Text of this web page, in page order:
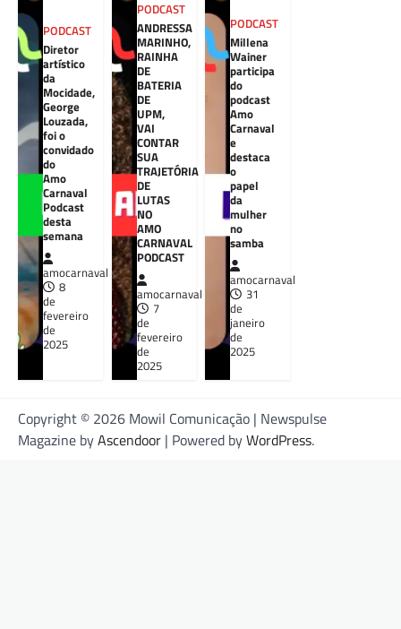
PODCAST
Diretor
artístico
da
Mocidade,
George
Louzada,
foi o
convidado
do
Amo
Carnaval
Podcast
desta
semana
amocarnaval
8
de
fevereiro
de
2025
PODCAST
ANDRESSA
MARINHO,
RAINHA
DE
BATERIA
DE
UPM,
VAI
CONTAR
SUA
TRAJETÓRIA
DE
LUTAS
NO
AMO
CARNAVAL
PODCAST
amocarnaval
7
de
fevereiro
de
2025
PODCAST
Millena
Wainer
participa
do
podcast
Amo
Carnaval
e
destaca
o
papel
da
mulher
no
samba
amocarnaval
31
de
janeiro
de
2025
Copyright © 2026 Mowil Comunicação | Newspulse
Magazine byAscendoor | Powered byWordPress.